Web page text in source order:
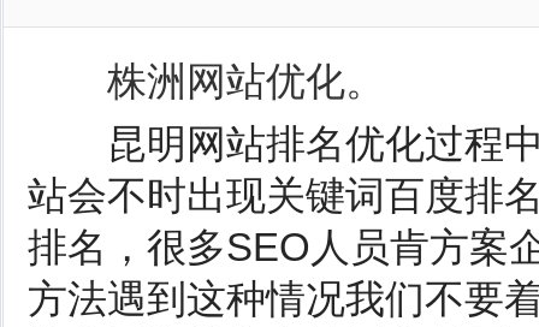
株洲网站优化。
昆明网站排名优化过程中
站会不时出现关键词百度排
排名，很多SEO人员肯方案
方法遇到这种情况我们不要